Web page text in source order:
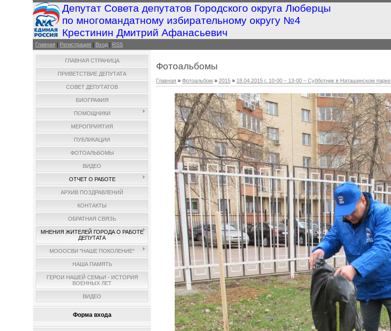
Депутат Совета депутатов Городского округа Люберцы
по многомандатному избирательному округу №4
Крестинин Дмитрий Афанасьевич
Главная | Регистрация | Вход | RSS
ГЛАВНАЯ СТРАНИЦА
ПРИВЕТСТВИЕ ДЕПУТАТА
СОВЕТ ДЕПУТАТОВ
БИОГРАФИЯ
ПОМОЩНИКИ
МЕРОПРИЯТИЯ
ПУБЛИКАЦИИ
ФОТОАЛЬБОМЫ
ВИДЕО
ОТЧЕТ О РАБОТЕ
АРХИВ ПОЗДРАВЛЕНИЙ
КОНТАКТЫ
ОБРАТНАЯ СВЯЗЬ
МНЕНИЯ ЖИТЕЛЕЙ ГОРОДА О РАБОТЕ
ДЕПУТАТА
МОООСВИ "НАШЕ ПОКОЛЕНИЕ"
НАША ПАМЯТЬ
ГЕРОИ НАШЕЙ СЕМЬИ - ИСТОРИЯ
ВОЕННЫХ ЛЕТ
ВИДЕО
Форма входа
Фотоальбомы
Главная »Фотоальбом »2015 » 18.04.2015 г. 10-00 – 13-00 – Субботник в Наташинском парке